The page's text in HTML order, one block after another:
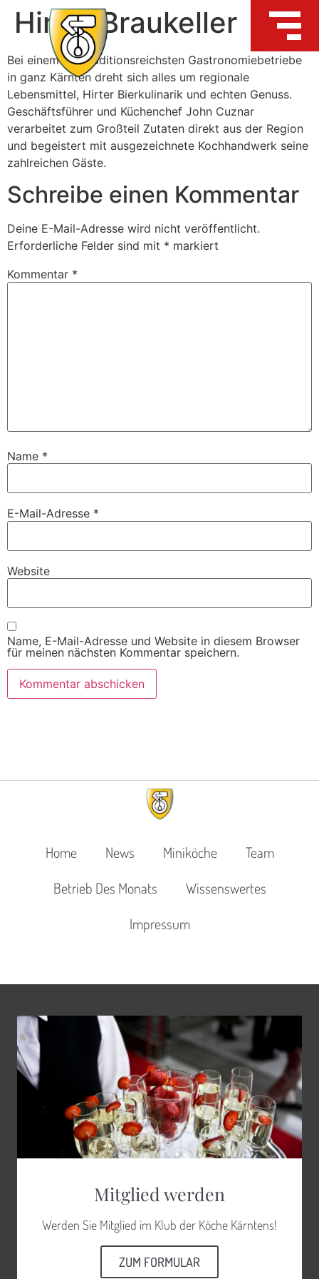
Hirter Braukeller
Bei einem der traditionsreichsten Gastronomiebetriebe
in ganz Kärnten dreht sich alles um regionale
Lebensmittel, Hirter Bierkulinarik und echten Genuss.
Geschäftsführer und Küchenchef John Cuznar
verarbeitet zum Großteil Zutaten direkt aus der Region
und begeistert mit ausgezeichnete Kochhandwerk seine
zahlreichen Gäste.
Schreibe einen Kommentar
Deine E-Mail-Adresse wird nicht veröffentlicht.
Erforderliche Felder sind mit * markiert
Kommentar *
Name *
E-Mail-Adresse *
Website
Name, E-Mail-Adresse und Website in diesem Browser
für meinen nächsten Kommentar speichern.
Home News Miniköche
Team
Betrieb Des Monats
Wissenswertes
Impressum
Mitglied werden
Werden Sie Mitglied im Klub der Köche Kärntens!
ZUM FORMULAR